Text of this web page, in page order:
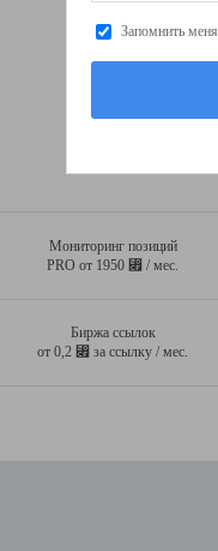
Мониторинг позиций
PRO от 1950 ⃏ / мес.
Биржа ссылок
от 0,2 ⃏ за ссылку / мес.
Запомнить меня